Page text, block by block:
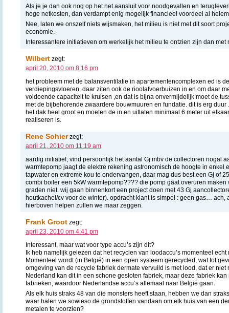
Als je je dan ook nog op het net aansluit voor noodgevallen en
hoge netkosten, dan verdampt enig mogelijk financieel voordeel al
Nee, laten we onszelf niets wijsmaken, het milieu is niet met dit soort
economie.
Interessantere initiatieven om werkelijk het milieu te ontzien zijn dan met
Wilbert zegt:
april 20, 2010 om 8:16 pm
het probleem met de balansventilatie in apartementencomplexen ed is
verdiepingsvloeren, daar ziten ook de rioolafvoerbuizen in en om daar
voldoende capaciteit te kruisen ,en dat is bijna onvermijdelijk moet de
met de bijbehorende zwaardere bouwmuuren en fundatie. dit is erg duur
het dak heel groot en moeten de in en uitlaten minimaal 6 meter uit
realiseren is.
Rene Sohierzegt:
april 21, 2010 om 11:19 am
aardig initiatief; vind persoonlijk het aantal Gj mbv de collectoren nogal
warmtepomp jaagt de elektre rekening astronomisch de hoogte in enkel
tapwater en extreme kou te ondervangen, daar mag dus best een Gj of
combi boiler een 5kW warmtepomp???? die pomp gaat overuren
graden niet. wij gaan binnenkort een project doen met 43 Gj
houtkachel/cv voor de winter). opdracht klant is simpel : geen gas… ach,
hierboven helpen zullen we maar zeggen.
Frank Groot zegt:
april 23, 2010 om 4:41 pm
Interessant, maar wat voor type accu’s zijn dit?
Ik heb namelijk gelezen dat het recyclen van loodaccu’s momenteel
Momenteel wordt (in België) in een open systeem gerecycled, wat tot
omgeving van de recycle fabriek dermate vervuild is met lood, dat er
Nederland kan dit in een schone gesloten fabriek, maar deze fabriek kan
fabrieken, waardoor Nederlandse accu’s allemaal naar België gaan.
Als elk huis straks 48 van die monsters heeft staan, hebben we dan
waar halen we sowieso de grondstoffen vandaan om elk huis van een
metalen te voorzien?